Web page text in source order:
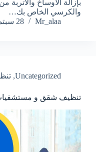
بإزالة الأوساخ والأتربة
والكرسي الخاص بك…
Mr_alaa
28 سبتمبر، 2022
Uncategorized
,
تنظيف شقق و مستشفيات في